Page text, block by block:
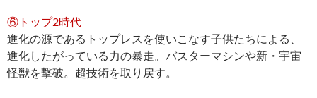
⑥トップ2時代
進化の源であるトップレスを使いこなす子供たちによる、
進化したがっている力の暴走。バスターマシンや新・宇宙
怪獣を撃破。超技術を取り戻す。